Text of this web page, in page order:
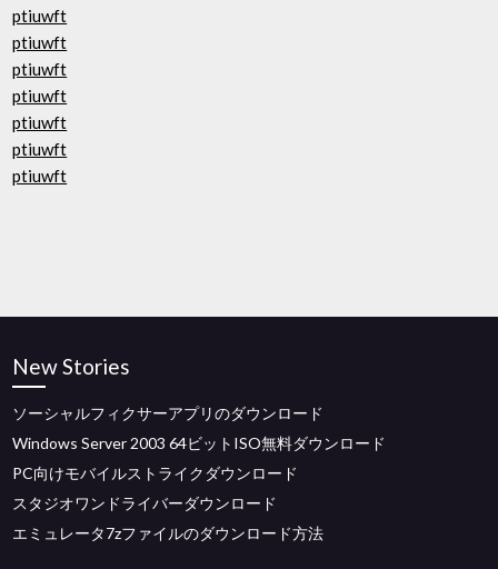
ptiuwft
ptiuwft
ptiuwft
ptiuwft
ptiuwft
ptiuwft
ptiuwft
New Stories
ソーシャルフィクサーアプリのダウンロード
Windows Server 2003 64ビットISO無料ダウンロード
PC向けモバイルストライクダウンロード
スタジオワンドライバーダウンロード
エミュレータ7zファイルのダウンロード方法